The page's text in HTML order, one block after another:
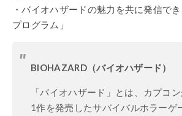
・バイオハザードの魅力を共に発信で
プログラム」
BIOHAZARD（バイオハザード）
「バイオハザード」とは、カプコ
1作を発売したサバイバルホラーゲ